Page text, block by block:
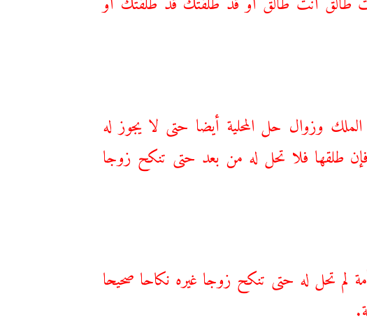
وزوال حل المحلية أيضا حتى لا يجوز له
طلقها فلا تحل له من بعد حتى تنكح زوجا
لم تحل له حتى تنكح زوجا غيره نكاحا صحيحا